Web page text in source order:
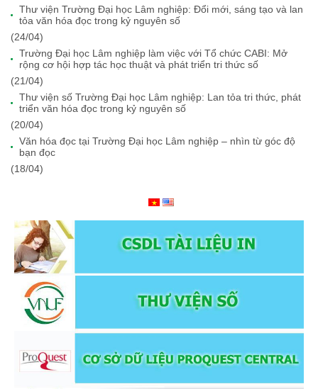
Thư viện Trường Đại học Lâm nghiệp: Đổi mới, sáng tạo và lan
tỏa văn hóa đọc trong kỷ nguyên số
(24/04)
Trường Đại học Lâm nghiệp làm việc với Tổ chức CABI: Mở
rộng cơ hội hợp tác học thuật và phát triển tri thức số
(21/04)
Thư viện số Trường Đại học Lâm nghiệp: Lan tỏa tri thức, phát
triển văn hóa đọc trong kỷ nguyên số
(20/04)
Văn hóa đọc tại Trường Đại học Lâm nghiệp – nhìn từ góc độ
bạn đọc
(18/04)